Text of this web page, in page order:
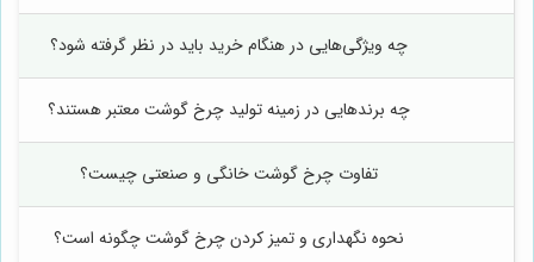
چه ویژگی‌هایی در هنگام خرید باید در نظر گرفته شود؟
چه برندهایی در زمینه تولید چرخ گوشت معتبر هستند؟
تفاوت چرخ گوشت خانگی و صنعتی چیست؟
نحوه نگهداری و تمیز کردن چرخ گوشت چگونه است؟